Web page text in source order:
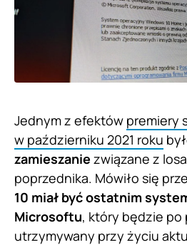
Jednym z efektów premiery
w październiku 2021 roku
zamieszanie związane z
poprzednika. Mówiło się
10 miał być ostatnim
Microsoftu, który będzie po
utrzymywany przy życiu